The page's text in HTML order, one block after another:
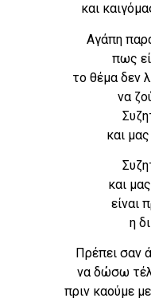
και
Αγάπη
πως
το θέμα δεν
να
και
και
είναι
η
Πρέπει σαν
να δώσω
πριν καούμε